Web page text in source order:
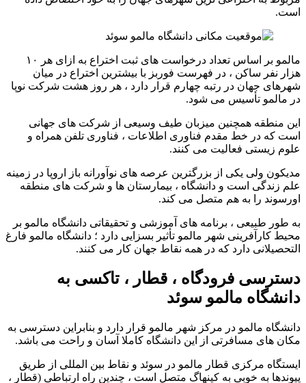
است.
مالمو بر اساس تعداد درخواست های ثبت اختراع به ازای هر ۱۰
هزار نفر ساکن ، در فهرست فوربز با بیشترین اختراع در میان
شهرهای جهان در رتبه چهارم قرار دارد ، هر روز هشت شرکت نوپا
در مالمو تأسیس می شود.
این منطقه همچنین میزبان طیف وسیعی از شرکت های جهانی
است که در خط مقدم فناوری اطلاعات ، فناوری تلفن همراه و
علوم زیستی فعالیت می کنند.
مدیکون ولی یکی از بزرگترین عرصه های نوآورانه باز اروپا در زمینه
علم زندگی است و دانشگاه ، بیمارستان ها و شرکت های منطقه
اورسوند را به هم متصل می کند.
به طور طبیعی ، برنامه های آموزشی و تحقیقاتی دانشگاه مالمو بر
محیط کارآفرینی شهر مالمو تأثیر بسزایی دارد ؛ دانشگاه مالمو فارغ
التحصیلانی دارد که در همه نقاط جهان کار می کنند.
دسترسی فرودگاه ، قطار ، تاکسی به
دانشگاه مالمو سوئد
دانشگاه مالمو در مرکز شهر مالمو قرار دارد و بنابراین دسترسی به
مکان های مسافرتی از این دانشگاه کاملا آسان و راحت می باشد.
ایستگاه مرکزی قطار مالمو در سوئد و نقاط بین المللی از طریق
پیوندها به خوبی به کپنهاگ متصل است ، چندین راه ارتباطی (قطار ،